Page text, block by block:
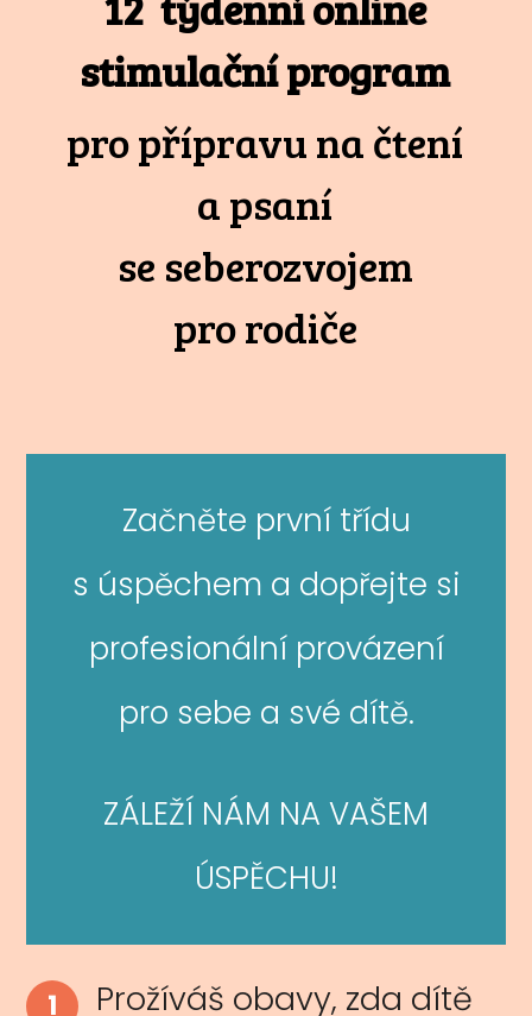
stimulační program
pro přípravu na čtení
a psaní
se seberozvojem
pro rodiče
Začněte první třídu
s úspěchem a dopřejte si
profesionální provázení
pro sebe a své dítě.
ZÁLEŽÍ NÁM NA VAŠEM
ÚSPĚCHU!
1
Prožíváš obavy, zda dítě